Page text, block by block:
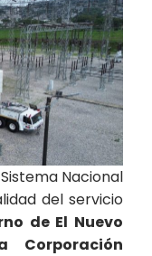
Nacional
del servicio
de El Nuevo